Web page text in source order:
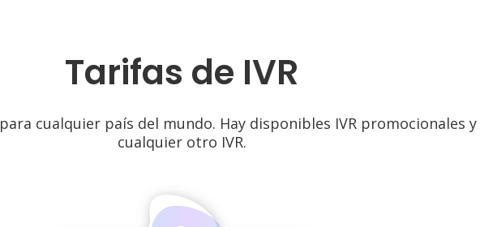
Tarifas de IVR
cualquier país del mundo. Hay disponibles IVR promocionales y
cualquier otro IVR.